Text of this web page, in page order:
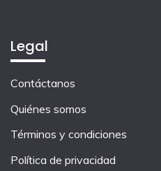
Legal
Contáctanos
Quiénes somos
Términos y condiciones
Política de privacidad